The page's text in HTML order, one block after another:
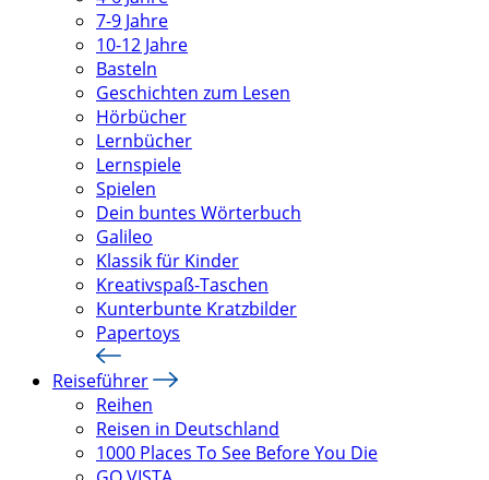
7-9 Jahre
10-12 Jahre
Basteln
Geschichten zum Lesen
Hörbücher
Lernbücher
Lernspiele
Spielen
Dein buntes Wörterbuch
Galileo
Klassik für Kinder
Kreativspaß-Taschen
Kunterbunte Kratzbilder
Papertoys
Reiseführer
Reihen
Reisen in Deutschland
1000 Places To See Before You Die